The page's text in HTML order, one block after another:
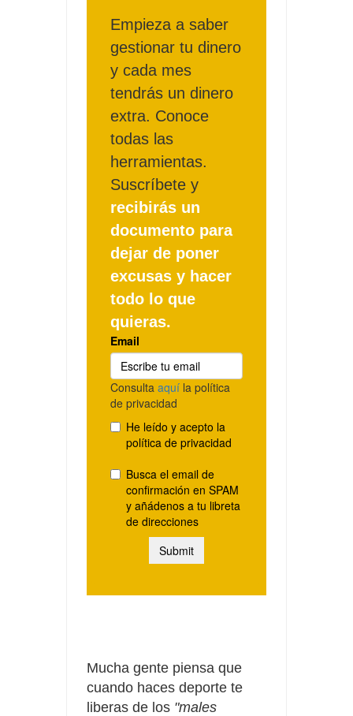
Mucha gente piensa que
cuando haces deporte te
liberas de los "males